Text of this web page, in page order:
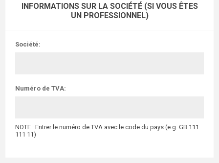
INFORMATIONS SUR LA SOCIÉTÉ (SI VOUS ÊTES
UN PROFESSIONNEL)
Société:
Numéro de TVA:
NOTE : Entrer le numéro de TVA avec le code du pays (e.g. GB 111
111 11)